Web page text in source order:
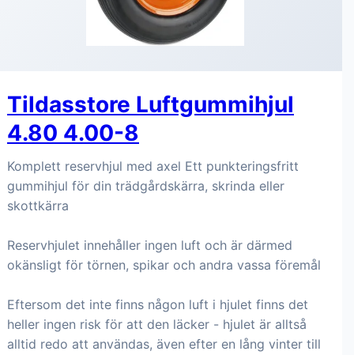
Tildasstore Luftgummihjul
4.80 4.00-8
Komplett reservhjul med axel Ett punkteringsfritt
gummihjul för din trädgårdskärra, skrinda eller
skottkärra
Reservhjulet innehåller ingen luft och är därmed
okänsligt för törnen, spikar och andra vassa föremål
Eftersom det inte finns någon luft i hjulet finns det
heller ingen risk för att den läcker - hjulet är alltså
alltid redo att användas, även efter en lång vinter till